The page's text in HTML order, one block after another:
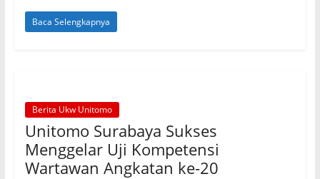
Baca Selengkapnya
Berita Ukw Unitomo
Unitomo Surabaya Sukses
Menggelar Uji Kompetensi
Wartawan Angkatan ke-20